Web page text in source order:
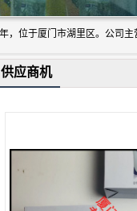
供应商机